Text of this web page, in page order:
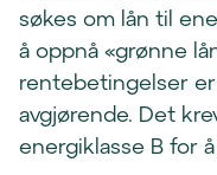
søkes om lån til
å oppnå «grønne
rentebetingelser
avgjørende. Det
energiklasse B for